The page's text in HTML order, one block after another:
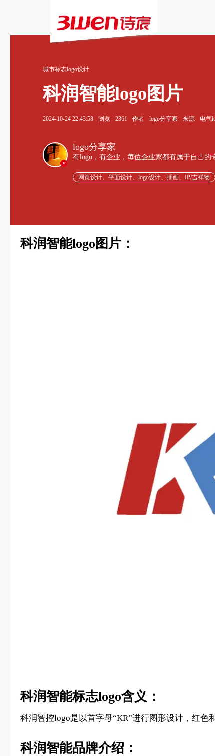
城市标志logo设计
科润智能logo图片
2024-10-24 22:43:58 浏览 2361 作者 logo分享家 来源 电气
v
logo分享家
有logo，有企业，每位企业家都有属于自己的
网页设计、平面设计、logo设计、插画、IP/吉祥物
科润智能logo图片：
科润智能标志logo含义：
科润智控logo是以首字母“KR”进行图形设计，红色
科润智能品牌介绍：